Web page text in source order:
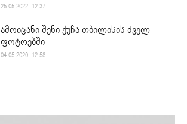
25.05.2022. 12:37
ამოიცანი შენი ქუჩა თბილისის ძველ
ფოტოებში
04.05.2020. 12:58